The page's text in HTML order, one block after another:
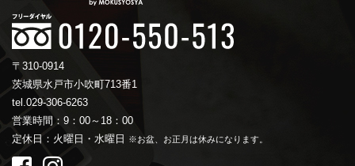
〒310-0914
茨城県水戸市小吹町713番1
tel.029-306-6263
営業時間：9：00～18：00
定休日：火曜日・水曜日
※お盆、お正月は休みになります。